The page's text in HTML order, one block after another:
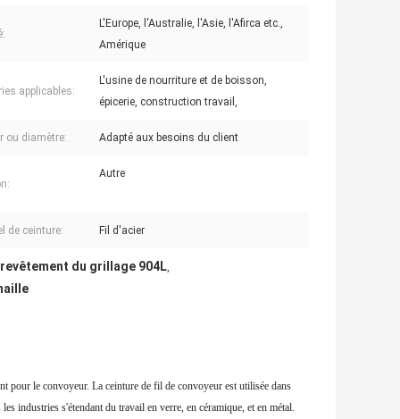
L'Europe, l'Australie, l'Asie, l'Afirca etc.,
Amérique
applicables:
L'usine de nourriture et de boisson,
épicerie, construction travail,
ou diamètre: Adapté aux besoins du client
Autre
de ceinture: Fil d'acier
revêtement du grillage 904L,
pour le convoyeur. La ceinture de fil de convoyeur est utilisée dans
industries s'étendant du travail en verre, en céramique, et en métal.